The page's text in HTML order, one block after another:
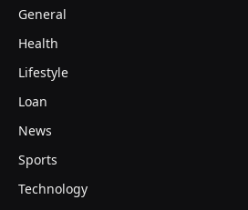
General
Health
Lifestyle
Loan
News
Sports
Technology